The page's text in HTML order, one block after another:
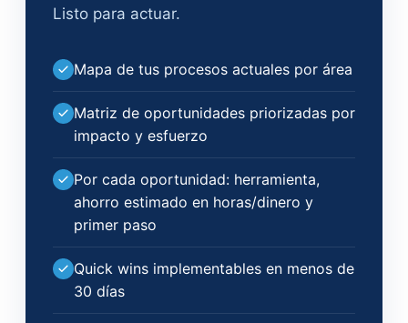
Listo para actuar.
Mapa de tus procesos actuales por área
Matriz de oportunidades priorizadas por
impacto y esfuerzo
Por cada oportunidad: herramienta,
ahorro estimado en horas/dinero y
primer paso
Quick wins implementables en menos de
30 días